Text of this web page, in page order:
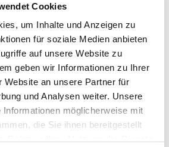
Cookies
um Inhalte und Anzeigen zu
für soziale Medien anbieten
auf unsere Website zu
geben wir Informationen zu Ihrer
Website an unsere Partner für
und Analysen weiter. Unsere
Informationen möglicherweise mit
die Sie ihnen bereitgestellt